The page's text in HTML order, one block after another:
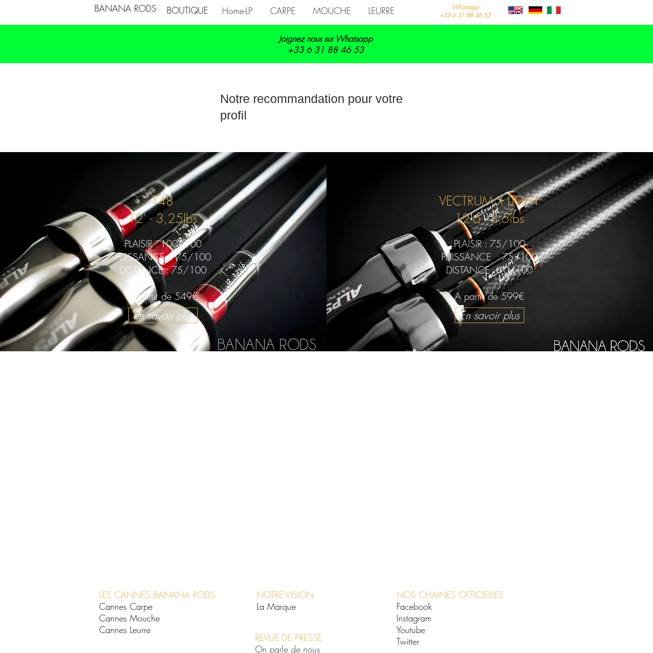
BANANA RODS BOUTIQUE Home-LP CARPE MOUCHE LEURRE
Whatsapp
+33 6 31 88 46 53
Joignez nous sur Whatsapp
+33 6 31 88 46 53
Notre recommandation pour votre
profil
T48
12' - 3,25lbs
PLAISIR : 100/100
PUISSANCE : 75/100
DISTANCE : 75/100
A partir de 549€
En savoir plus
VECTRUM X LIGHT
12'6 - 3,5lbs
PLAISIR : 75/100
PUISSANCE : 75/100
DISTANCE : 90/100
A partir de 599€
En savoir plus
LES CANNES BANANA RODS
Cannes Carpe
Cannes Mouche
Cannes Leurre
NOTRE VISION
La Marque
REVUE DE PRESSE
On parle de nous
NOS CHAINES OFFICIELLES
Facebook
Instagram
Youtube
Twitter